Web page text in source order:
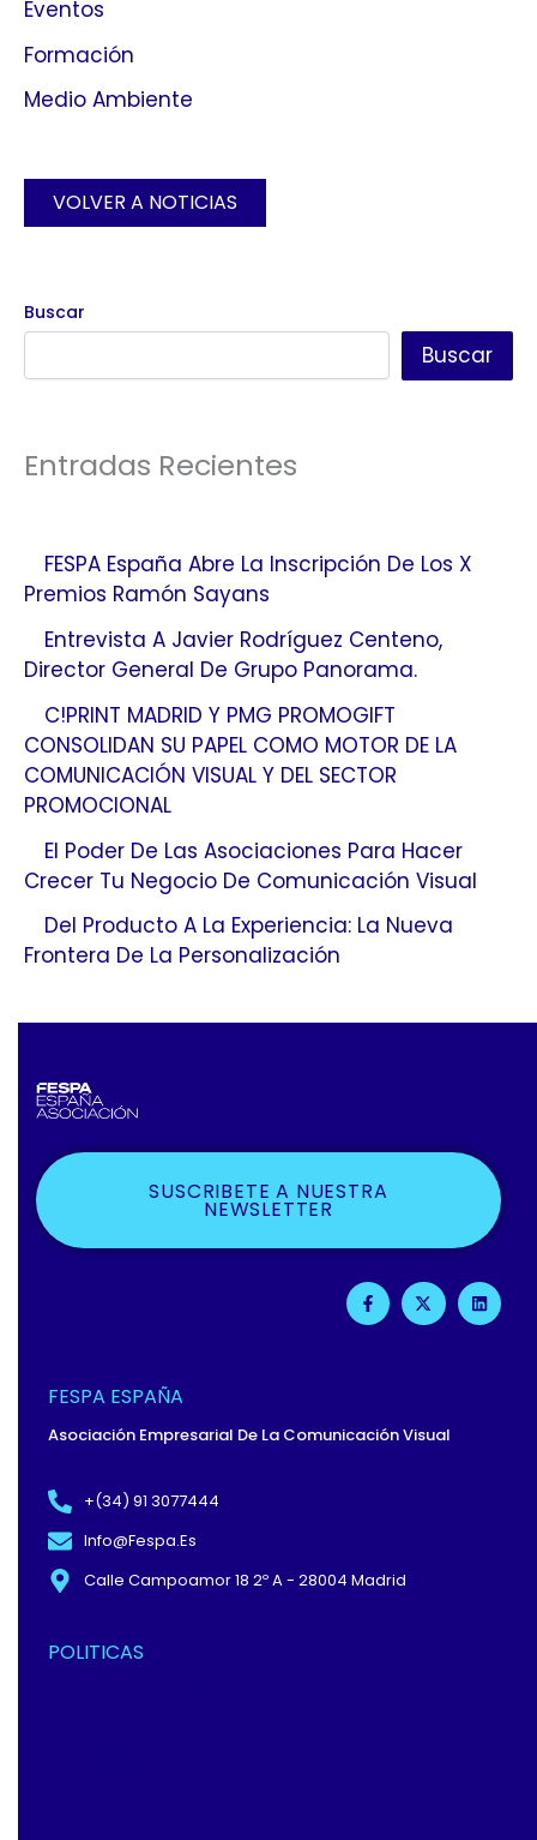
Eventos
Formación
Medio Ambiente
VOLVER A NOTICIAS
Buscar
Buscar
Entradas Recientes
FESPA España Abre La Inscripción De Los X
Premios Ramón Sayans
Entrevista A Javier Rodríguez Centeno,
Director General De Grupo Panorama.
C!PRINT MADRID Y PMG PROMOGIFT
CONSOLIDAN SU PAPEL COMO MOTOR DE LA
COMUNICACIÓN VISUAL Y DEL SECTOR
PROMOCIONAL
El Poder De Las Asociaciones Para Hacer
Crecer Tu Negocio De Comunicación Visual
Del Producto A La Experiencia: La Nueva
Frontera De La Personalización
SUSCRIBETE A NUESTRA
NEWSLETTER
F
A
C
F
X
-
T
L
I
N
FESPA ESPAÑA
Asociación Empresarial De La Comunicación Visual
+(34) 91 3077444
Info@fespa.es
Calle Campoamor 18 2º A - 28004 Madrid
POLITICAS